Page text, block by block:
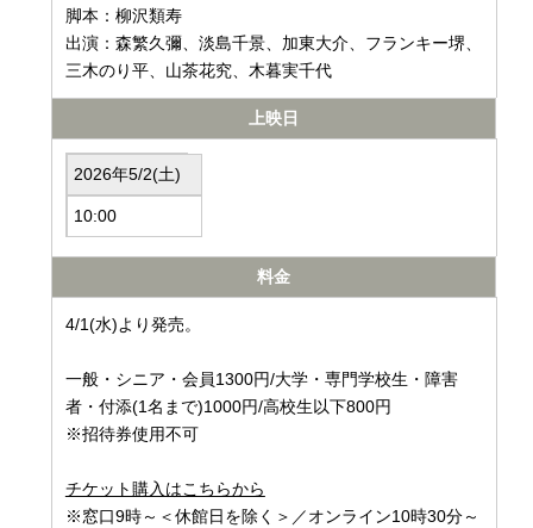
脚本：柳沢類寿
出演：森繁久彌、淡島千景、加東大介、フランキー堺、
三木のり平、山茶花究、木暮実千代
上映日
2026年5/2(土)
10:00
料金
4/1(水)より発売。
一般・シニア・会員1300円/大学・専門学校生・障害
者・付添(1名まで)1000円/高校生以下800円
※招待券使用不可
チケット購入はこちらから
※窓口9時～＜休館日を除く＞／オンライン10時30分～